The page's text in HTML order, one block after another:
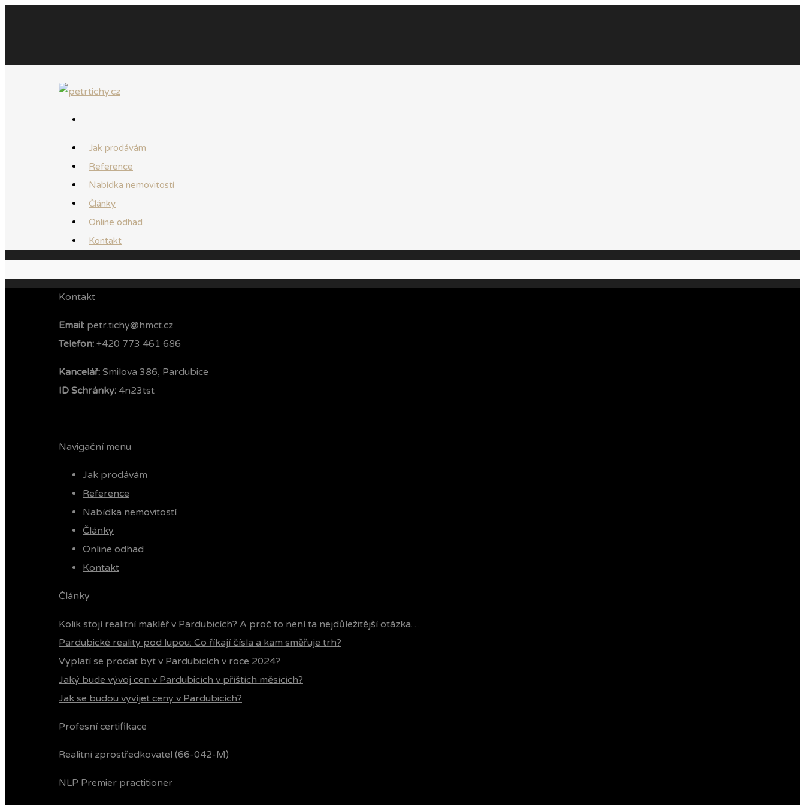
Jak prodávám
Reference
Nabídka nemovitostí
Články
Online odhad
Kontakt
Kontakt
Email: petr.tichy@hmct.cz
Telefon: ‭ +420 773 461 686‬
Kancelář: Smilova 386, Pardubice
ID Schránky: 4n23tst
Navigační menu
Jak prodávám
Reference
Nabídka nemovitostí
Články
Online odhad
Kontakt
Články
Kolik stojí realitní makléř v Pardubicích? A proč to není ta nejdůležitější otázka…
Pardubické reality pod lupou: Co říkají čísla a kam směřuje trh?
Vyplatí se prodat byt v Pardubicích v roce 2024?
Jaký bude vývoj cen v Pardubicích v příštích měsících?
Jak se budou vyvíjet ceny v Pardubicích?
Profesní certifikace
Realitní zprostředkovatel (66-042-M)
NLP Premier practitioner